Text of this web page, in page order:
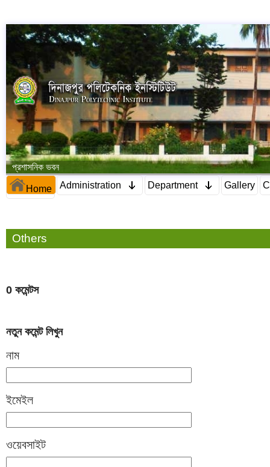
প্রশাসনিক ভবন
Home Administration Department Gallery
Others
0 কমেন্টস
নতুন কমেন্ট লিখুন
নাম
ইমেইল
ওয়েবসাইট